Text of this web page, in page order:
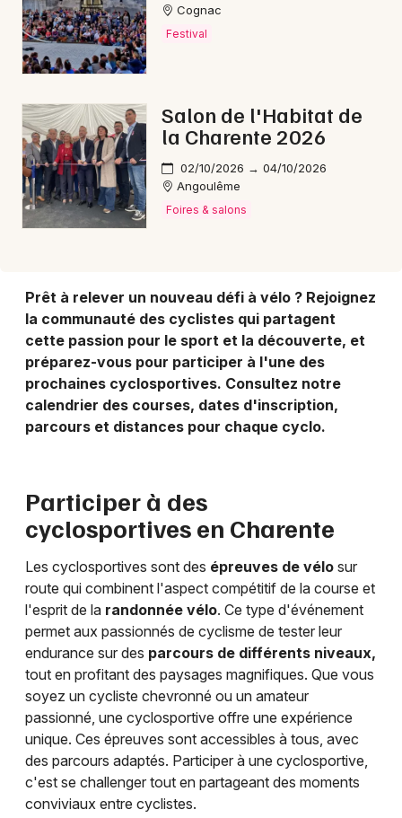
16 - Charente
Choisir mes départements
Mon email
Je m'abonne
Cognac
Festival
Salon de l'Habitat de
la Charente 2026
02/10/2026 → 04/10/2026
Angoulême
Foires & salons
Prêt à relever un nouveau défi à vélo ? Rejoignez
la communauté des cyclistes qui partagent
cette passion pour le sport et la découverte, et
préparez-vous pour participer à l'une des
prochaines cyclosportives. Consultez notre
calendrier des courses, dates d'inscription,
parcours et distances pour chaque cyclo.
Participer à des
cyclosportives en Charente
Les cyclosportives sont des épreuves de vélo sur
route qui combinent l'aspect compétitif de la course et
l'esprit de la randonnée vélo. Ce type d'événement
permet aux passionnés de cyclisme de tester leur
endurance sur des parcours de différents niveaux,
tout en profitant des paysages magnifiques. Que vous
soyez un cycliste chevronné ou un amateur
passionné, une cyclosportive offre une expérience
unique. Ces épreuves sont accessibles à tous, avec
des parcours adaptés. Participer à une cyclosportive,
c'est se challenger tout en partageant des moments
conviviaux entre cyclistes.